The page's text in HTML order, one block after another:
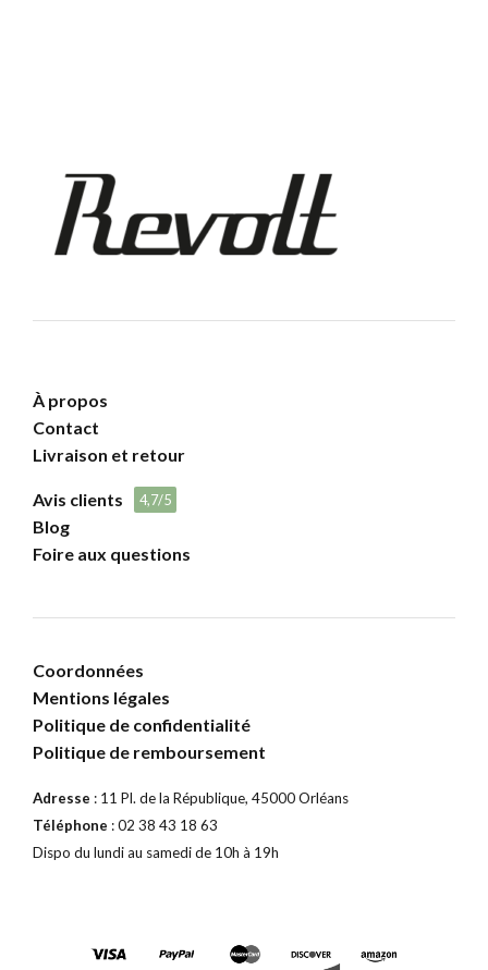
À propos
Contact
Livraison et retour
Avis clients 4,7/5
Blog
Foire aux questions
Coordonnées
Mentions légales
Politique de confidentialité
Politique de remboursement
Adresse : 11 Pl. de la République, 45000 Orléans
Téléphone : 02 38 43 18 63
Dispo du lundi au samedi de 10h à 19h